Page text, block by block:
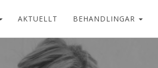
AKTUELLT BEHANDLINGAR